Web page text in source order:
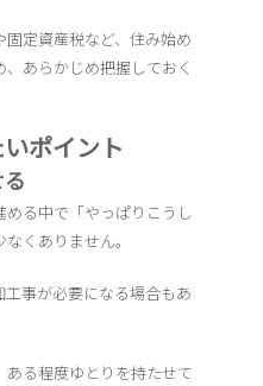
定資産税など、住み始め
あらかじめ把握しておく
ポイント
る中で「やっぱりこうし
くありません。
事が必要になる場合もあ
る程度ゆとりを持たせて